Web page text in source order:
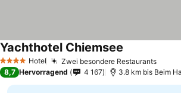
4 Sterne Hotel Zwei besondere Restaurants
Yachthotel Chiemsee
8,7 Hervorragend 4 167 3.8 km bis Beim